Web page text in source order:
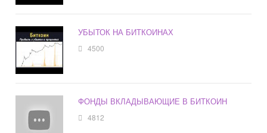
УБЫТОК НА БИТКОИНАХ
4500
ФОНДЫ ВКЛАДЫВАЮЩИЕ В БИТКОИН
4812